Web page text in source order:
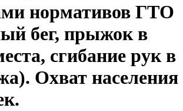
нормативов ГТО
бег, прыжок в
сгибание рук в
Охват населения